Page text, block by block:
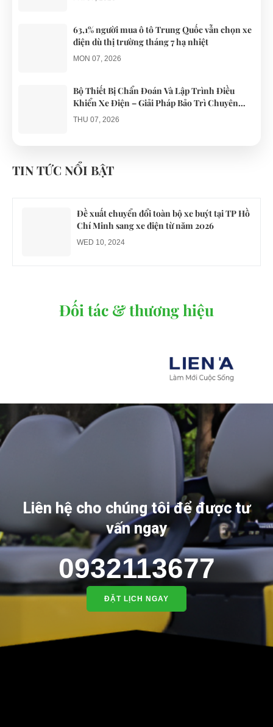
63,1% người mua ô tô Trung Quốc vẫn chọn xe
điện dù thị trường tháng 7 hạ nhiệt
MON 07, 2026
Bộ Thiết Bị Chẩn Đoán Và Lập Trình Điều
Khiển Xe Điện – Giải Pháp Bảo Trì Chuyên
Nghiệp
THU 07, 2026
gổ khi đón du khách ở Quy Nhơn
TIN TỨC NỔI BẬT
Đề xuất chuyển đổi toàn bộ xe buýt tại TP Hồ
Chí Minh sang xe điện từ năm 2026
WED 10, 2024
Đối tác & thương hiệu
Liên hệ cho chúng tôi để được tư
vấn ngay
0932113677
ĐẶT LỊCH NGAY